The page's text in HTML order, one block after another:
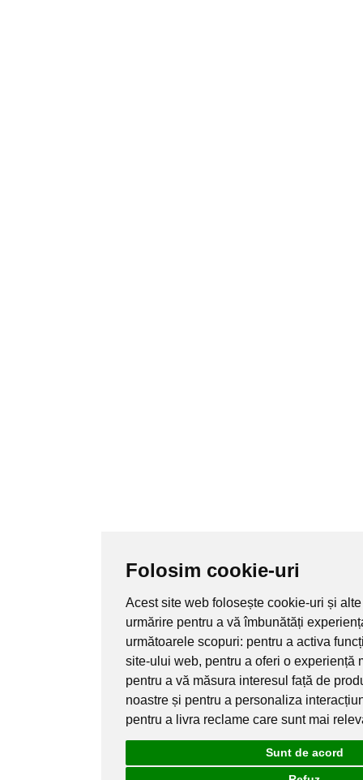
Folosim cookie-uri
Acest site web folosește cookie-uri și
urmărire pentru a vă îmbunătăți
următoarele scopuri: pentru a activa
site-ului web, pentru a oferi o experiență
pentru a vă măsura interesul față de
noastre și pentru a personaliza
pentru a livra reclame care sunt mai
Sunt de acord